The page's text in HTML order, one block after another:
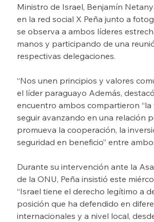
Ministro de Israel, Benjamín
en la red social X Peña junto a
se observa a ambos líderes
manos y participando de una
respectivas delegaciones.
“Nos unen principios y valores
el líder paraguayo Además,
encuentro ambos compartieron
seguir avanzando en una relación
promueva la cooperación, la
seguridad en beneficio” entre
Durante su intervención ante la
de la ONU, Peña insistió este
“Israel tiene el derecho legítimo a
posición que ha defendido en
internacionales y a nivel local,